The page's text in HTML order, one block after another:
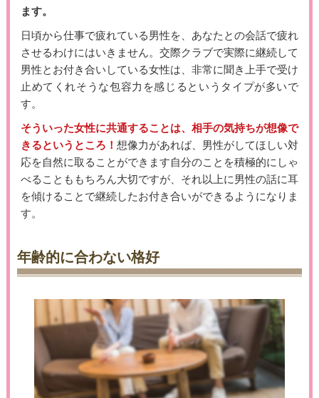
ます。
日頃から仕事で疲れている男性を、あなたとの会話で疲れ
させるわけにはいきません。交際クラブで実際に継続して
男性とお付き合いしている女性は、非常に聞き上手で受け
止めてくれそうな包容力を感じるというタイプが多いで
す。
そういった女性に共通することは、相手の気持ちが想像で
きるというところ！ 想像力があれば、男性がしてほしい対
応を自然に取ることができます自分のことを積極的にしゃ
べることももちろん大切ですが、それ以上に男性の話に耳
を傾けることで継続したお付き合いができるようになりま
す。
年齢的に合わない格好